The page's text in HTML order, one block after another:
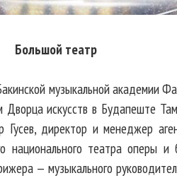
Большой театр
музыкальной академии
Дворца искусств в Будапеште
Гусев, директор и менеджер
национального театра оперы
— музыкального